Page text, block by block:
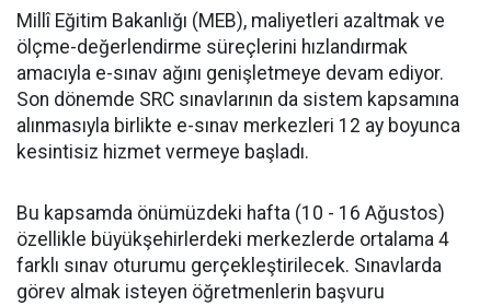
Millî Eğitim Bakanlığı (MEB), maliyetleri azaltmak ve
ölçme-değerlendirme süreçlerini hızlandırmak
amacıyla e-sınav ağını genişletmeye devam ediyor.
Son dönemde SRC sınavlarının da sistem kapsamına
alınmasıyla birlikte e-sınav merkezleri 12 ay boyunca
kesintisiz hizmet vermeye başladı.
Bu kapsamda önümüzdeki hafta (10 - 16 Ağustos)
özellikle büyükşehirlerdeki merkezlerde ortalama 4
farklı sınav oturumu gerçekleştirilecek. Sınavlarda
görev almak isteyen öğretmenlerin başvuru